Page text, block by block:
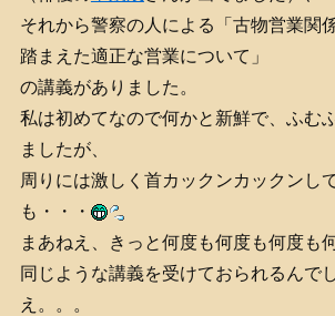
それから警察の人による「古物営業関
踏まえた適正な営業について」
の講義がありました。
私は初めてなので何かと新鮮で、ふむ
ましたが、
周りには激しく首カックンカックンし
も・・・
まあねえ、きっと何度も何度も何度も
同じような講義を受けておられるんで
え。。。